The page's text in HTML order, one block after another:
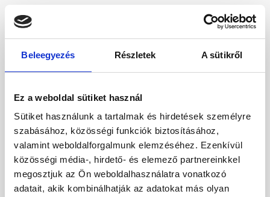
Beleegyezés Részletek A sütikről
Ez a weboldal sütiket használ
Sütiket használunk a tartalmak és hirdetések személyre
szabásához, közösségi funkciók biztosításához,
valamint weboldalforgalmunk elemzéséhez. Ezenkívül
közösségi média-, hirdető- és elemező partnereinkkel
megosztjuk az Ön weboldalhasználatra vonatkozó
adatait, akik kombinálhatják az adatokat más olyan